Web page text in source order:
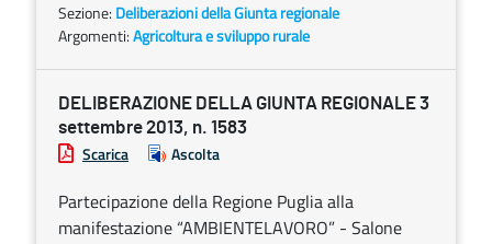
Sezione: Deliberazioni della Giunta regionale
Argomenti:Agricoltura e sviluppo rurale
DELIBERAZIONE DELLA GIUNTA REGIONALE 3
settembre 2013, n. 1583
Scarica Ascolta
Partecipazione della Regione Puglia alla
manifestazione “AMBIENTELAVORO” - Salone